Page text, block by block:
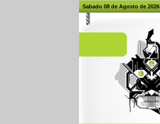
Sabado 08 de Agosto de 2026